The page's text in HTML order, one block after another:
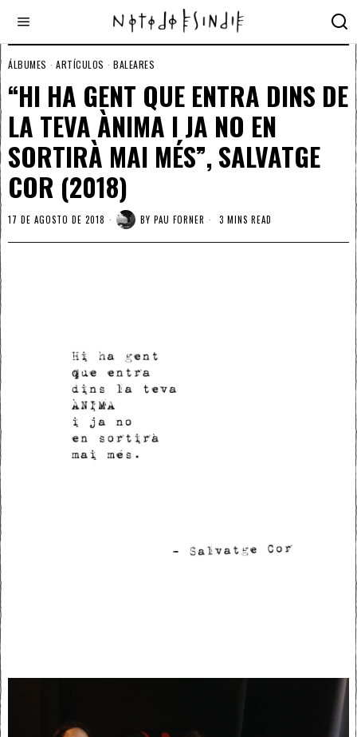
ÁLBUMES · ARTÍCULOS · BALEARES
“HI HA GENT QUE ENTRA DINS DE
LA TEVA ÀNIMA I JA NO EN
SORTIRÀ MAI MÉS”, SALVATGE
COR (2018)
17 DE AGOSTO DE 2018 BY PAU FORNER 3 MINS READ